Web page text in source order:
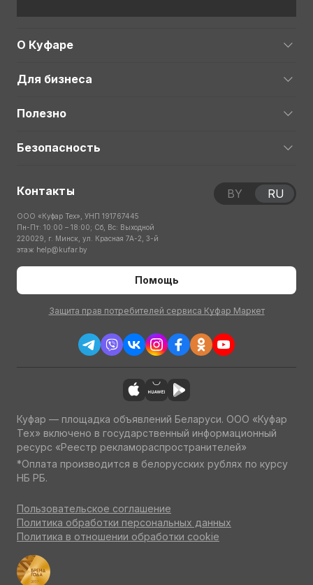
О Куфаре
Для бизнеса
Полезно
Безопасность
Контакты
ООО «Куфар Тех», УНП 191767445
Пн-Пт: 10:00 – 18:00; Сб, Вс: Выходной
220029, г. Минск, ул. Красная 7А-2, 3-й
этаж help@kufar.by
Помощь
Защита прав потребителей сервиса Куфар Маркет
BY RU
Куфар — площадка объявлений Беларуси. ООО «Куфар
Тех» включено в государственный информационный
ресурс «Реестр рекламораспространителей»
*Оплата производится в белорусских рублях по курсу
НБ РБ.
Пользовательское соглашение
Политика обработки персональных данных
Политика в отношении обработки cookie